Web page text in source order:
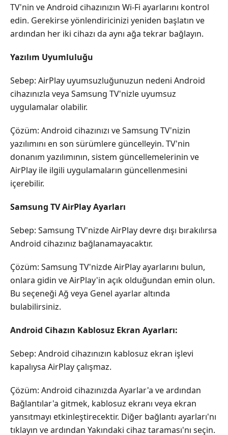
TV'nin ve Android cihazınızın Wi-Fi ayarlarını kontrol
edin. Gerekirse yönlendiricinizi yeniden başlatın ve
ardından her iki cihazı da aynı ağa tekrar bağlayın.
Yazılım Uyumluluğu
Sebep: AirPlay uyumsuzluğunuzun nedeni Android
cihazınızla veya Samsung TV'nizle uyumsuz
uygulamalar olabilir.
Çözüm: Android cihazınızı ve Samsung TV'nizin
yazılımını en son sürümlere güncelleyin. TV'nin
donanım yazılımının, sistem güncellemelerinin ve
AirPlay ile ilgili uygulamaların güncellenmesini
içerebilir.
Samsung TV AirPlay Ayarları
Sebep: Samsung TV'nizde AirPlay devre dışı bırakılırsa
Android cihazınız bağlanamayacaktır.
Çözüm: Samsung TV'nizde AirPlay ayarlarını bulun,
onlara gidin ve AirPlay'in açık olduğundan emin olun.
Bu seçeneği Ağ veya Genel ayarlar altında
bulabilirsiniz.
Android Cihazın Kablosuz Ekran Ayarları:
Sebep: Android cihazınızın kablosuz ekran işlevi
kapalıysa AirPlay çalışmaz.
Çözüm: Android cihazınızda Ayarlar'a ve ardından
Bağlantılar'a gitmek, kablosuz ekranı veya ekran
yansıtmayı etkinleştirecektir. Diğer bağlantı ayarları'nı
tıklayın ve ardından Yakındaki cihaz taraması'nı seçin.